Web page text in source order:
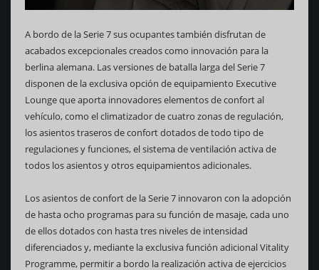
A bordo de la Serie 7 sus ocupantes también disfrutan de
acabados excepcionales creados como innovación para la
berlina alemana. Las versiones de batalla larga del Serie 7
disponen de la exclusiva opción de equipamiento Executive
Lounge que aporta innovadores elementos de confort al
vehículo, como el climatizador de cuatro zonas de regulación,
los asientos traseros de confort dotados de todo tipo de
regulaciones y funciones, el sistema de ventilación activa de
todos los asientos y otros equipamientos adicionales.
Los asientos de confort de la Serie 7 innovaron con la adopción
de hasta ocho programas para su función de masaje, cada uno
de ellos dotados con hasta tres niveles de intensidad
diferenciados y, mediante la exclusiva función adicional Vitality
Programme, permitir a bordo la realización activa de ejercicios